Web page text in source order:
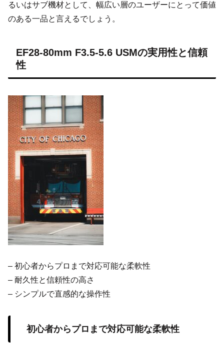
るいはサブ機材として、幅広い層のユーザーにとって価値
のある一品と言えるでしょう。
EF28-80mm F3.5-5.6 USMの実用性と信頼
性
– 初心者からプロまで対応可能な柔軟性
– 耐久性と信頼性の高さ
– シンプルで直感的な操作性
初心者からプロまで対応可能な柔軟性